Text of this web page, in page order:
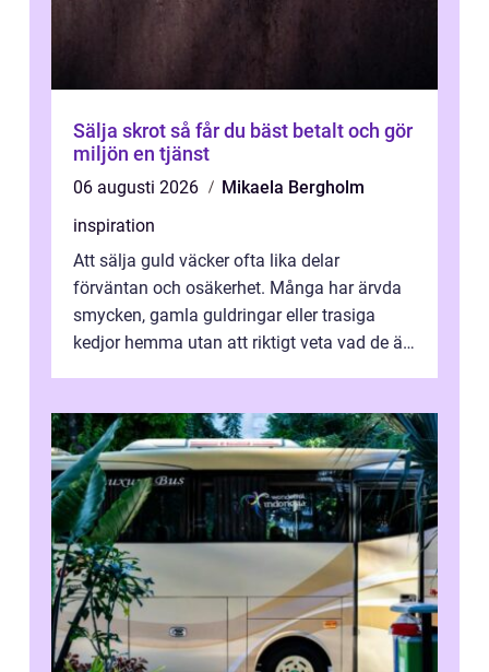
Sälja skrot så får du bäst betalt och gör
miljön en tjänst
06 augusti 2026
Mikaela Bergholm
inspiration
Att sälja guld väcker ofta lika delar
förväntan och osäkerhet. Många har ärvda
smycken, gamla guldringar eller trasiga
kedjor hemma utan att riktigt veta vad de är